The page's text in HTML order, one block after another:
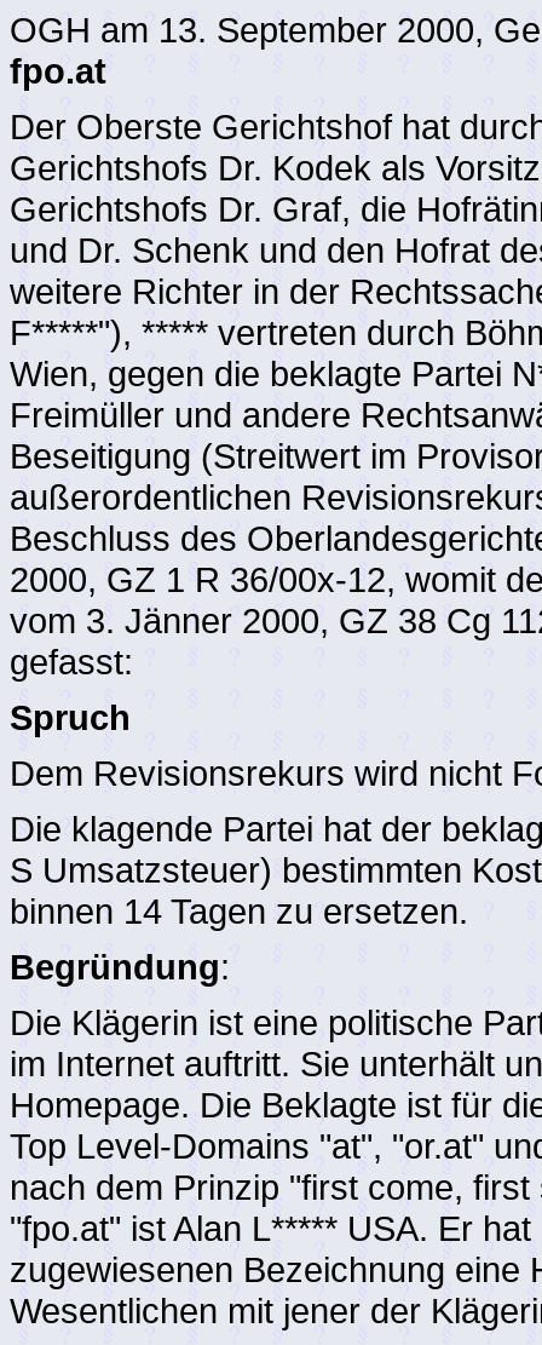
OGH am 13. September 2000,
fpo.at
Der Oberste Gerichtshof hat
Gerichtshofs Dr. Kodek als
Gerichtshofs Dr. Graf, die
und Dr. Schenk und den Hofrat
weitere Richter in der
F*****"), ***** vertreten durch
Wien, gegen die beklagte Partei
Freimüller und andere
Beseitigung (Streitwert im
außerordentlichen
Beschluss des
2000, GZ 1 R 36/00x-12, womit
vom 3. Jänner 2000, GZ 38 Cg
gefasst:
Spruch
Dem Revisionsrekurs wird nicht
Die klagende Partei hat der
S Umsatzsteuer) bestimmten
binnen 14 Tagen zu ersetzen.
Begründung:
Die Klägerin ist eine politische
im Internet auftritt. Sie unterhält
Homepage. Die Beklagte ist für
Top Level-Domains "at", "or.at"
nach dem Prinzip "first come,
"fpo.at" ist Alan L***** USA. Er
zugewiesenen Bezeichnung eine
Wesentlichen mit jener der